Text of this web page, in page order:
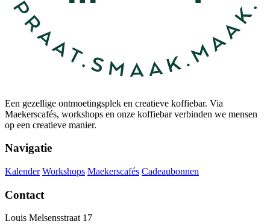
Een gezellige ontmoetingsplek en creatieve koffiebar. Via
Maekerscafés, workshops en onze koffiebar verbinden we mensen
op een creatieve manier.
Navigatie
Kalender Workshops Maekerscafés Cadeaubonnen
Contact
Louis Melsensstraat 17